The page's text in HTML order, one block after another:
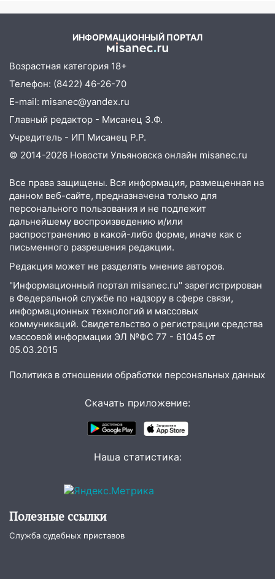
10:30 От мотофристайла до прогулки с
области 8–9 августа
10:11 Директора ульяновской
«Нефтяной топливной компании» будут
судить за неуплату 48,4 млн рублей
налогов
09:28 Дети на дорогах: пострадали
велосипедисты, мотоциклисты и
пешеходы. Обзор крупных аварий в
08:30 Поджог со свечой, 16 сгоревших
домов и выстрел за водку
07:50 Какая погоды будет днем 8
августа
06:45
Императорский мост в
утра 10 августа
05:18 Судьба готовит сюрприз: гороскоп
на 8 августа — кому повезет с
деньгами, а кого ждет неожиданная
встреча
04:47
В Ульяновской области объявили
07.08.2026
Ульяновские аграрии смогут
купить тракторы с отсрочкой платежа
состоялось торжественное
празднованию Дня сотрудника органов
следствия Российской Федерации
ИНФОРМАЦИОННЫЙ ПОРТАЛ
Возрастная категория 18+
Телефон: (8422) 46-26-70
E-mail: misanec@yandex.ru
Главный редактор - Мисанец З.Ф.
Учредитель - ИП Мисанец Р.Р.
© 2014-2026 Новости Ульяновска онлайн misanec.ru
Все права защищены. Вся информация, размещенная на
данном веб-сайте, предназначена только для
персонального пользования и не подлежит
дальнейшему воспроизведению и/или
распространению в какой-либо форме, иначе как с
письменного разрешения редакции.
Редакция может не разделять мнение авторов.
"Информационный портал misanec.ru" зарегистрирован
в Федеральной службе по надзору в сфере связи,
информационных технологий и массовых
коммуникаций. Свидетельство о регистрации средства
массовой информации ЭЛ №ФС 77 - 61045 от
05.03.2015
Политика в отношении обработки персональных данных
Скачать приложение:
Наша статистика:
Полезные ссылки
Служба судебных приставов